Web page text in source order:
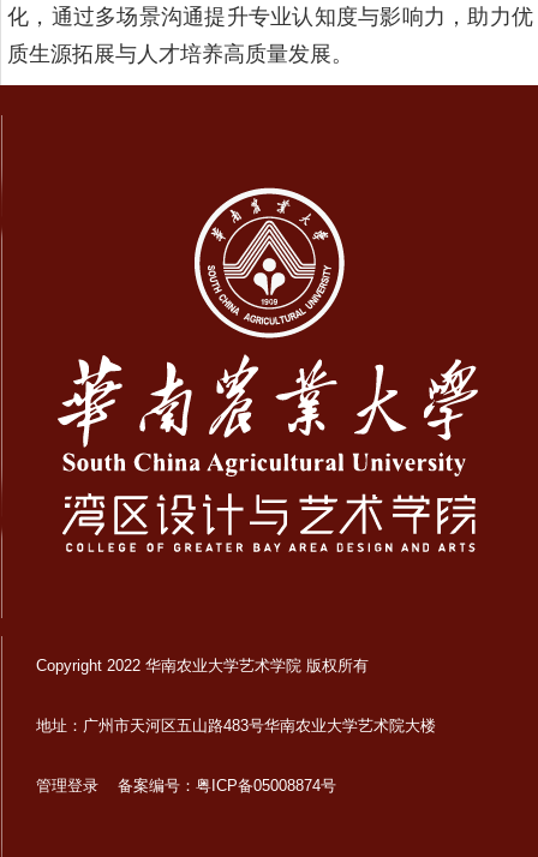
化，通过多场景沟通提升专业认知度与影响力，助力优
质生源拓展与人才培养高质量发展。
Copyright 2022 华南农业大学艺术学院 版权所有
地址：广州市天河区五山路483号华南农业大学艺术院大楼
管理登录 备案编号：粤ICP备05008874号